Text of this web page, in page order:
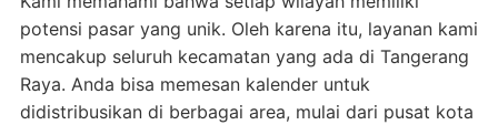
potensi pasar yang unik. Oleh karena itu, layanan kami
mencakup seluruh kecamatan yang ada di Tangerang
Raya. Anda bisa memesan kalender untuk
didistribusikan di berbagai area, mulai dari pusat kota